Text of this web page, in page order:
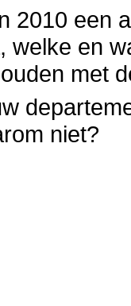
2010 een
welke en
met
niet?